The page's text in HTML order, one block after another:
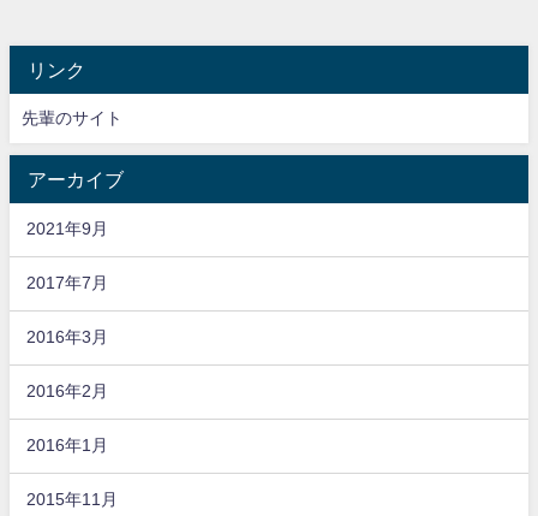
リンク
先輩のサイト
アーカイブ
2021年9月
2017年7月
2016年3月
2016年2月
2016年1月
2015年11月